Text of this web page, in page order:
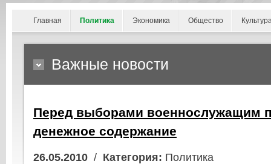
Главная Политика Экономика Общество
Важные новости
Перед выборами военнослужащим
денежное содержание
26.05.2010 / Категория: Политика